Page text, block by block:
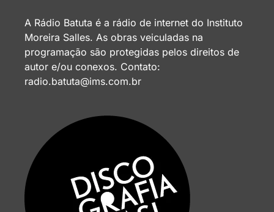
A Rádio Batuta é a rádio de internet do Instituto
Moreira Salles. As obras veiculadas na
programação são protegidas pelos direitos de
autor e/ou conexos. Contato:
radio.batuta@ims.com.br